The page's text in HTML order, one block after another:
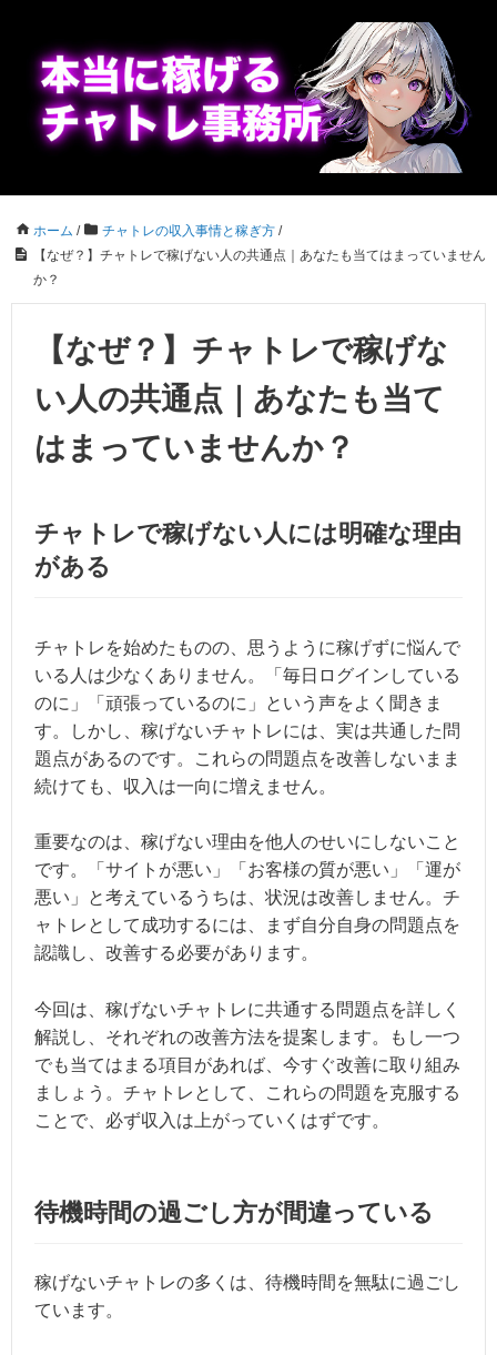
ホーム / チャトレの収入事情と稼ぎ方 /
【なぜ？】チャトレで稼げない人の共通点｜あなたも当てはまっていません
か？
【なぜ？】チャトレで稼げな
い人の共通点｜あなたも当て
はまっていませんか？
チャトレで稼げない人には明確な理由
がある
チャトレを始めたものの、思うように稼げずに悩んで
いる人は少なくありません。「毎日ログインしている
のに」「頑張っているのに」という声をよく聞きま
す。しかし、稼げないチャトレには、実は共通した問
題点があるのです。これらの問題点を改善しないまま
続けても、収入は一向に増えません。
重要なのは、稼げない理由を他人のせいにしないこと
です。「サイトが悪い」「お客様の質が悪い」「運が
悪い」と考えているうちは、状況は改善しません。チ
ャトレとして成功するには、まず自分自身の問題点を
認識し、改善する必要があります。
今回は、稼げないチャトレに共通する問題点を詳しく
解説し、それぞれの改善方法を提案します。もし一つ
でも当てはまる項目があれば、今すぐ改善に取り組み
ましょう。チャトレとして、これらの問題を克服する
ことで、必ず収入は上がっていくはずです。
待機時間の過ごし方が間違っている
稼げないチャトレの多くは、待機時間を無駄に過ごし
ています。